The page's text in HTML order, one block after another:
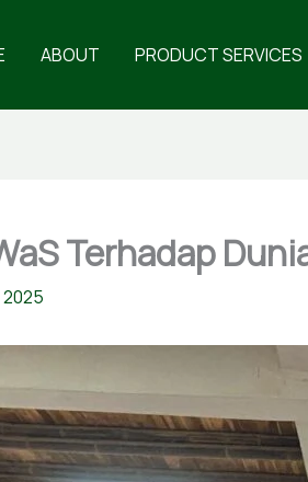
ABOUT PRODUCT SERVICES
Terhadap